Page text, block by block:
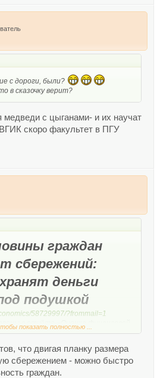
с дороги, были?
в сказочку верит?
медведи с цыганами- и их научат
ВГИК скоро факультет в ПГУ
граждан
сбережений:
деньги
подушкой
58729997/?frommail=1
в отчёте «Оценка финансовой
Исследование провёл Нацбанк
показать полностью ...
что двигая планку размера
сбережением - можно быстро
граждан.